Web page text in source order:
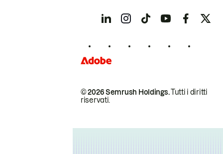
© 2026 Semrush Holdings.Tutti i diritti
riservati.